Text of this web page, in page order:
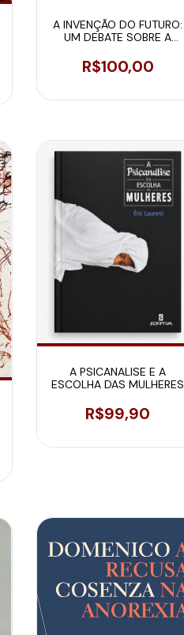
A INVENÇÃO DO FUTURO:
UM DEBATE SOBRE A
HIPERMODERNIDADE
R$100,00
A PSICANALISE E A
ESCOLHA DAS MULHERES
R$99,90